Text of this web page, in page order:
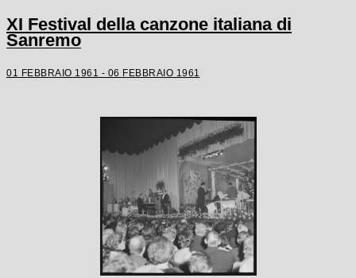
XI Festival della canzone italiana di
Sanremo
01 FEBBRAIO 1961 - 06 FEBBRAIO 1961